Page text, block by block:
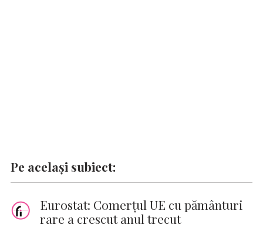
Pe același subiect:
Eurostat: Comerţul UE cu pământuri
rare a crescut anul trecut